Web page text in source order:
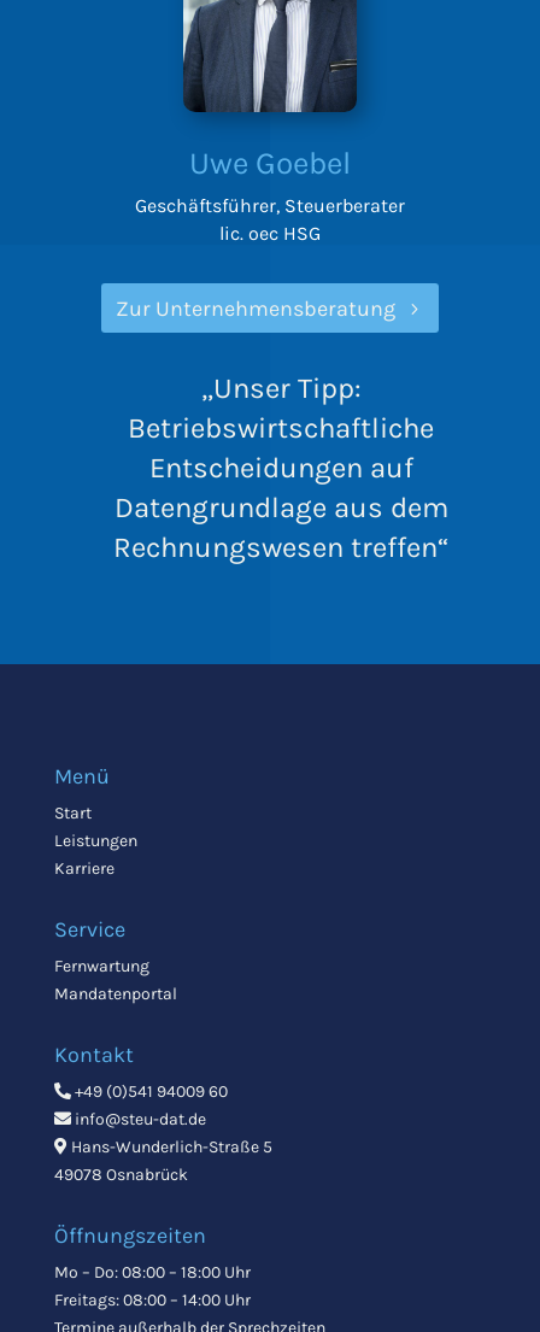
Uwe Goebel
Geschäftsführer, Steuerberater
lic. oec HSG
Zur Unternehmensberatung
„Unser Tipp:
Betriebswirtschaftliche
Entscheidungen auf
Datengrundlage aus dem
Rechnungswesen treffen“
Menü
Start
Leistungen
Karriere
Service
Fernwartung
Mandatenportal
Kontakt
+49 (0)541 94009 60
info@steu-dat.de
Hans-Wunderlich-Straße 5
49078 Osnabrück
Öffnungszeiten
Mo – Do: 08:00 – 18:00 Uhr
Freitags: 08:00 – 14:00 Uhr